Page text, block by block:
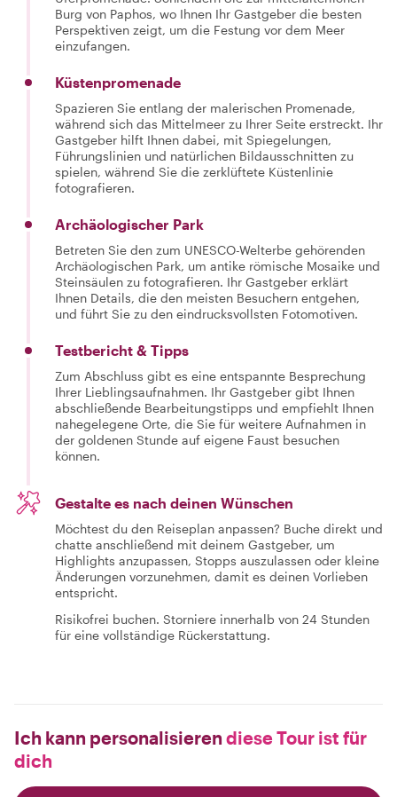
Burg von Paphos, wo Ihnen Ihr Gastgeber die besten
Perspektiven zeigt, um die Festung vor dem Meer
einzufangen.
Küstenpromenade
Spazieren Sie entlang der malerischen Promenade,
während sich das Mittelmeer zu Ihrer Seite erstreckt. Ihr
Gastgeber hilft Ihnen dabei, mit Spiegelungen,
Führungslinien und natürlichen Bildausschnitten zu
spielen, während Sie die zerklüftete Küstenlinie
fotografieren.
Archäologischer Park
Betreten Sie den zum UNESCO-Welterbe gehörenden
Archäologischen Park, um antike römische Mosaike und
Steinsäulen zu fotografieren. Ihr Gastgeber erklärt
Ihnen Details, die den meisten Besuchern entgehen,
und führt Sie zu den eindrucksvollsten Fotomotiven.
Testbericht & Tipps
Zum Abschluss gibt es eine entspannte Besprechung
Ihrer Lieblingsaufnahmen. Ihr Gastgeber gibt Ihnen
abschließende Bearbeitungstipps und empfiehlt Ihnen
nahegelegene Orte, die Sie für weitere Aufnahmen in
der goldenen Stunde auf eigene Faust besuchen
können.
Gestalte es nach deinen Wünschen
Möchtest du den Reiseplan anpassen? Buche direkt und
chatte anschließend mit deinem Gastgeber, um
Highlights anzupassen, Stopps auszulassen oder kleine
Änderungen vorzunehmen, damit es deinen Vorlieben
entspricht.
Risikofrei buchen. Storniere innerhalb von 24 Stunden
für eine vollständige Rückerstattung.
Ich kann personalisieren diese Tour ist für
dich